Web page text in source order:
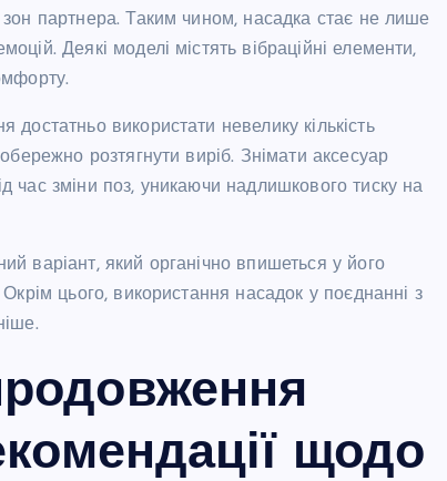
зон партнера. Таким чином, насадка стає не лише
Деякі моделі містять вібраційні елементи,
використати невелику кількість
розтягнути виріб. Знімати аксесуар
час зміни поз, уникаючи надлишкового тиску на
варіант, який органічно впишеться у його
цього, використання насадок у поєднанні з
щодо